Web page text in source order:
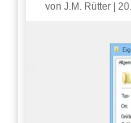
vonJ.M. Rütter |